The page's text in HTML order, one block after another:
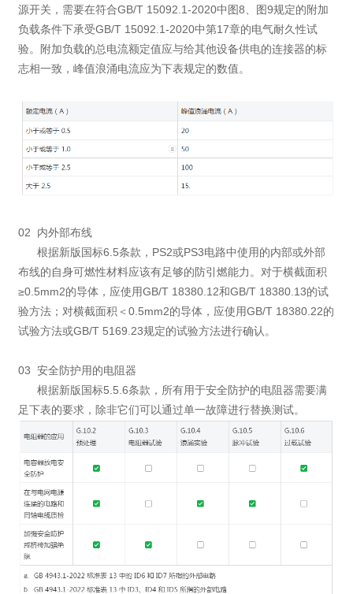
源开关，需要在符合GB/T 15092.1-2020中图8、图9规定的附加
负载条件下承受GB/T 15092.1-2020中第17章的电气耐久性试
验。附加负载的总电流额定值应与给其他设备供电的连接器的标
志相一致，峰值浪涌电流应为下表规定的数值。
02 内外部布线
根据新版国标6.5条款，PS2或PS3电路中使用的内部或外部
布线的自身可燃性材料应该有足够的防引燃能力。对于横截面积
≥0.5mm2的导体，应使用GB/T 18380.12和GB/T 18380.13的试
验方法；对横截面积＜0.5mm2的导体，应使用GB/T 18380.22的
试验方法或GB/T 5169.23规定的试验方法进行确认。
03 安全防护用的电阻器
根据新版国标5.5.6条款，所有用于安全防护的电阻器需要满
足下表的要求，除非它们可以通过单一故障进行替换测试。